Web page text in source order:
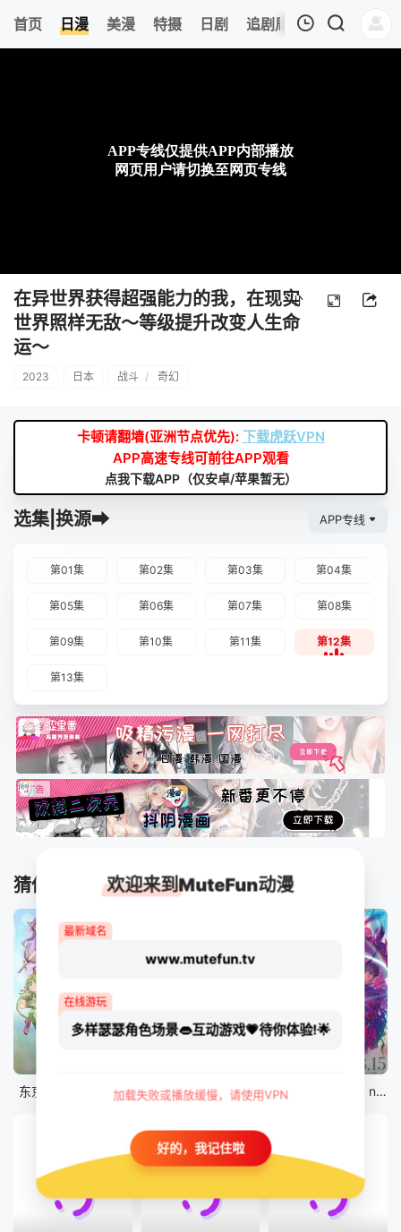
首页 日漫 美漫 特摄 日剧 追剧周表 今日更新
在异世界获得超强能力的我，在现实
世界照样无敌～等级提升改变人生命
运～
2023 日本 战斗 / 奇幻
卡顿请翻墙(亚洲节点优先): 下载虎跃VPN
APP高速专线可前往APP观看
点我下载APP（仅安卓/苹果暂无）
选集|换源➡ APP专线
第01集 第02集 第03集 第04集
第05集 第06集 第07集 第08集
第09集 第10集 第11集 第12集
第13集
猜你喜欢
东京猫猫 NEW～♡ 真・进化果 实不知不觉踏上胜利的人生 剧场版 Fate/stay night [Heaven&#039;s Feel] III.spring song
欢迎来到MuteFun动漫
最新域名
www.mutefun.tv
在线游玩
多样瑟瑟角色场景👄互动游戏💗待你体验!🌟
加载失败或播放缓慢，请使用VPN
好的，我记住啦